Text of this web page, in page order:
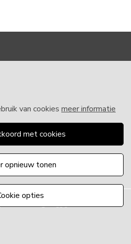
van cookies meer informatie
met cookies
opnieuw tonen
cookie opties